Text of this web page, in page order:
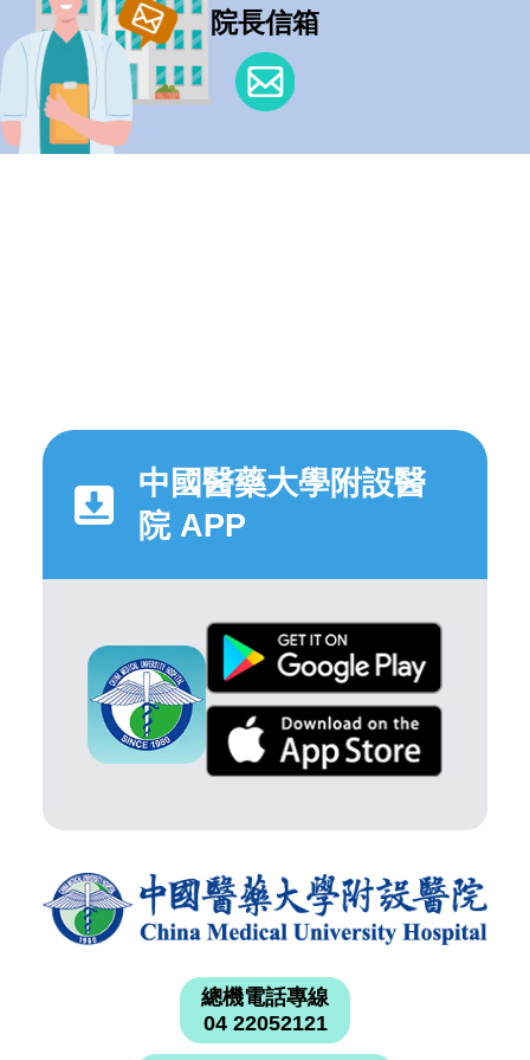
院長信箱
中國醫藥大學附設醫
院 APP
總機電話專線
04 22052121